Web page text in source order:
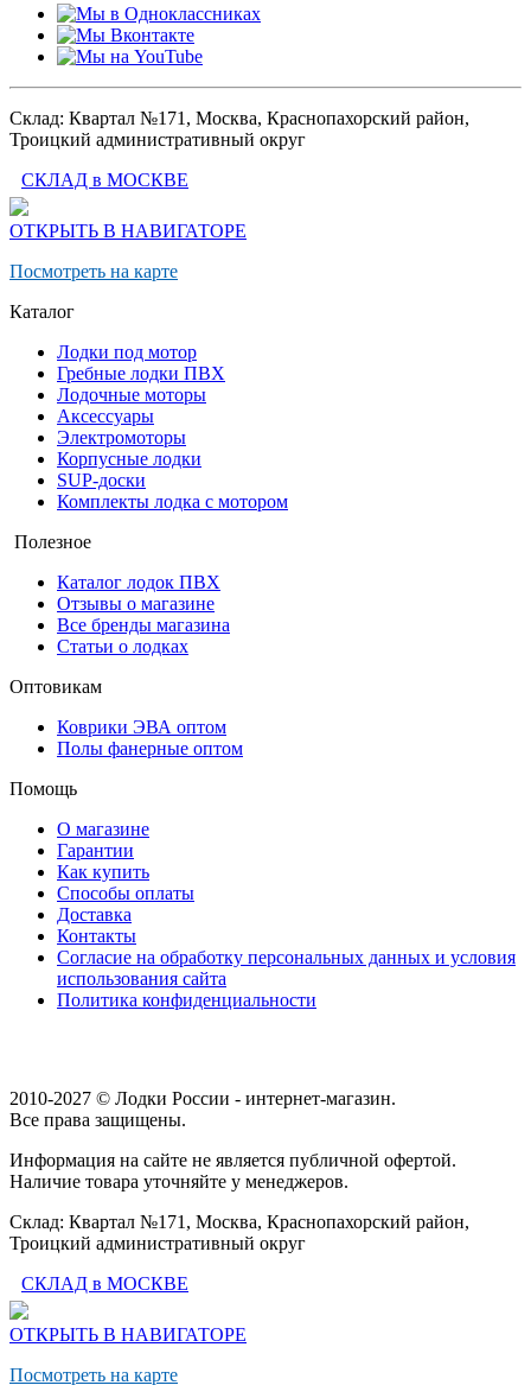
Склад: Квартал №171, Москва, Краснопахорский район,
Троицкий административный округ
СКЛАД в МОСКВЕ
ОТКРЫТЬ В НАВИГАТОРЕ
Посмотреть на карте
Каталог
Лодки под мотор
Гребные лодки ПВХ
Лодочные моторы
Аксессуары
Электромоторы
Корпусные лодки
SUP-доски
Комплекты лодка с мотором
Полезное
Каталог лодок ПВХ
Отзывы о магазине
Все бренды магазина
Статьи о лодках
Оптовикам
Коврики ЭВА оптом
Полы фанерные оптом
Помощь
О магазине
Гарантии
Как купить
Способы оплаты
Доставка
Контакты
Согласие на обработку персональных данных и условия
использования сайта
Политика конфиденциальности
2010-2027 © Лодки России - интернет-магазин.
Все права защищены.
Информация на сайте не является публичной офертой.
Наличие товара уточняйте у менеджеров.
Склад: Квартал №171, Москва, Краснопахорский район,
Троицкий административный округ
СКЛАД в МОСКВЕ
ОТКРЫТЬ В НАВИГАТОРЕ
Посмотреть на карте